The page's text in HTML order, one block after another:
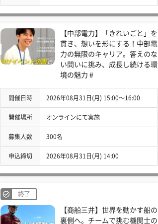
【中部電力】「きれいごと」を
貫き、想いを形にする！中部電
力の無限のキャリア。答えのな
い問いに挑み、成長し続ける環
境の魅力 #
開催日時 2026年08月31日(月) 15:00〜16:00
開催場所 オンラインにて実施
募集人数 300名
申込締切 2026年08月31日(月) 14:00
終了
【商船三井】世界を動かす船の
裏側へ。チームで挑む機関士の